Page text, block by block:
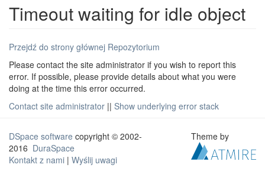
Timeout waiting for idle object
Przejdź do strony głównej Repozytorium
Please contact the site administrator if you wish to report this
error. If possible, please provide details about what you were
doing at the time this error occurred.
Contact site administrator || Show underlying error stack
DSpace software copyright © 2002-
2016 DuraSpace
Kontakt z nami | Wyślij uwagi
Theme by